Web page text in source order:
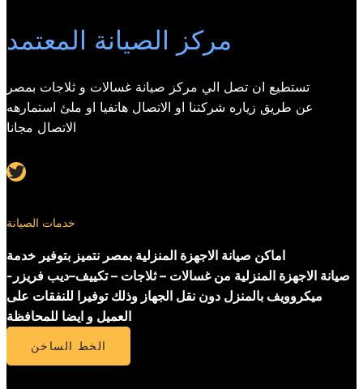
مركز الصيانة المعتمد
تستطيع ان تصل الي مركز صيانة غسالات و ثلاجات بمصر
عن طريق زياره شركتنا او الاتصال هاتفيا او ملئ استمارهه
الاتصال مجانا
Twitter
خدمات الصيانة
اماكن صيانة الاجهزة المنزلية بمصر نتميز بتوفير خدمة
صيانة الاجهزة المنزلية من غسالات – ثلاجات – تكييف–ديب فريزر-
ميكروويف بالمنزل دون نقل الجهاز وذلك توفيرا للنفقات على
العميل و ايضا للمحافظة
الخط الساخن